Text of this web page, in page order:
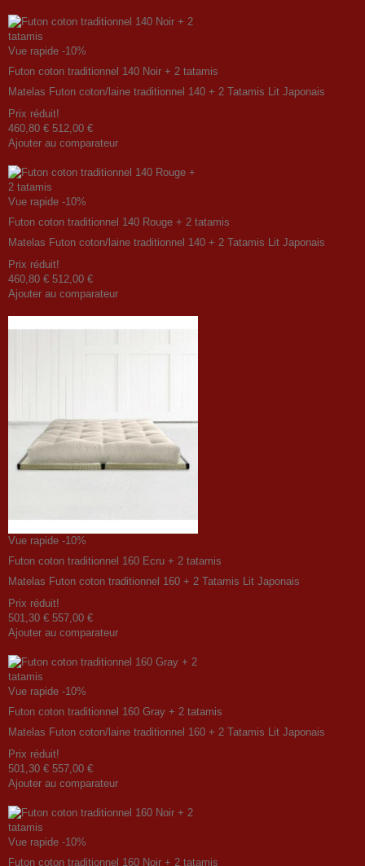
Vue rapide -10%
Futon coton traditionnel 140 Noir + 2 tatamis
Matelas Futon coton/laine traditionnel 140 + 2 Tatamis Lit Japonais
Prix ​​réduit!
460,80 € 512,00 €
Ajouter au comparateur
Vue rapide -10%
Futon coton traditionnel 140 Rouge + 2 tatamis
Matelas Futon coton/laine traditionnel 140 + 2 Tatamis Lit Japonais
Prix ​​réduit!
460,80 € 512,00 €
Ajouter au comparateur
Vue rapide -10%
Futon coton traditionnel 160 Ecru + 2 tatamis
Matelas Futon coton traditionnel 160 + 2 Tatamis Lit Japonais
Prix ​​réduit!
501,30 € 557,00 €
Ajouter au comparateur
Vue rapide -10%
Futon coton traditionnel 160 Gray + 2 tatamis
Matelas Futon coton/laine traditionnel 160 + 2 Tatamis Lit Japonais
Prix ​​réduit!
501,30 € 557,00 €
Ajouter au comparateur
Vue rapide -10%
Futon coton traditionnel 160 Noir + 2 tatamis